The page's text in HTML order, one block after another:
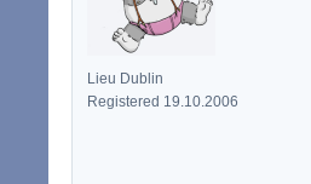
Lieu Dublin
Registered 19.10.2006